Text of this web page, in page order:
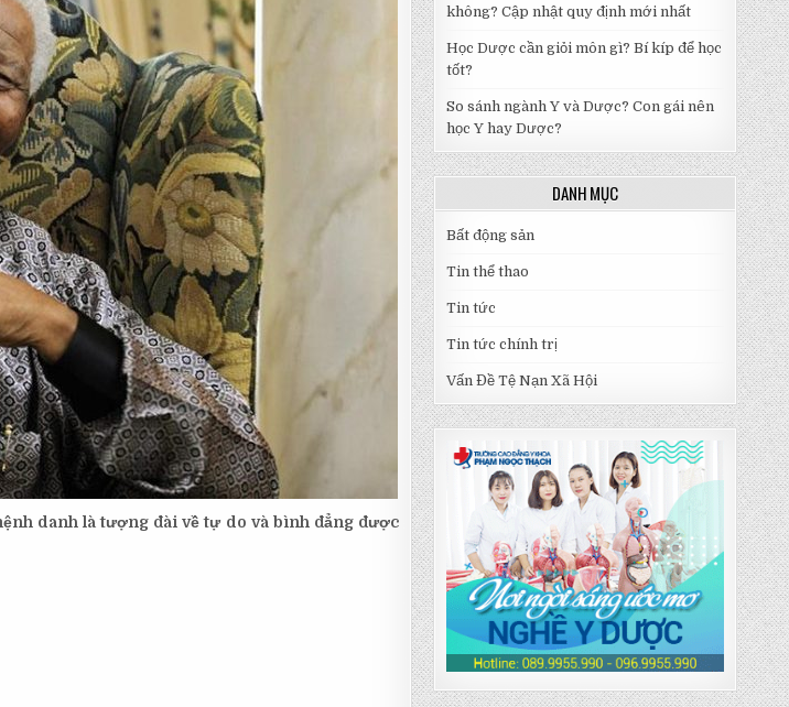
danh là tượng đài về tự do và bình đẳng được
không? Cập nhật quy định mới nhất
Học Dược cần giỏi môn gì? Bí kíp để học
tốt?
So sánh ngành Y và Dược? Con gái nên
học Y hay Dược?
DANH MỤC
Bất động sản
Tin thể thao
Tin tức
Tin tức chính trị
Vấn Đề Tệ Nạn Xã Hội